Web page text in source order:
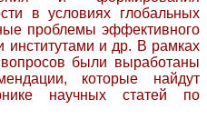
в условиях глобальных
проблемы эффективного
и др. В рамках
были выработаны
которые найдут
научных статей по